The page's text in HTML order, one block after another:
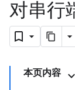
对串行
本页内容